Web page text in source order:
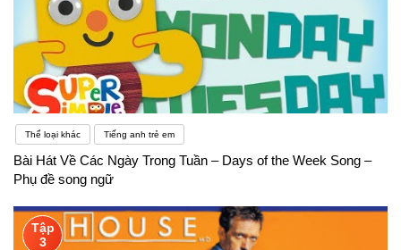
Thể loại khác Tiếng anh trẻ em
Bài Hát Về Các Ngày Trong Tuần – Days of the Week Song –
Phụ đề song ngữ
Tập
3